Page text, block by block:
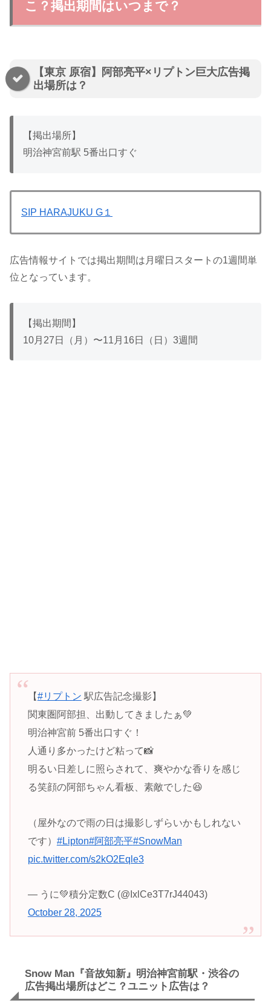
こ？掲出期間はいつまで？
【東京 原宿】阿部亮平×リプトン巨大広告掲
出場所は？
【掲出場所】
明治神宮前駅 5番出口すぐ
SIP HARAJUKU G１
広告情報サイトでは掲出期間は月曜日スタートの1週間単
位となっています。
【掲出期間】
10月27日（月）〜11月16日（日）3週間
【#リプトン 駅広告記念撮影】
関東圏阿部担、出動してきましたぁ💚
明治神宮前 5番出口すぐ！
人通り多かったけど粘って📸
明るい日差しに照らされて、爽やかな香りを感じ
る笑顔の阿部ちゃん看板、素敵でした😆
（屋外なので雨の日は撮影しずらいかもしれない
です） #Lipton#阿部亮平#SnowMan
pic.twitter.com/s2kO2Eqle3
— うに💚積分定数C (@IxlCe3T7rJ44043)
October 28, 2025
Snow Man『音故知新』明治神宮前駅・渋谷の
広告掲出場所はどこ？ユニット広告は？